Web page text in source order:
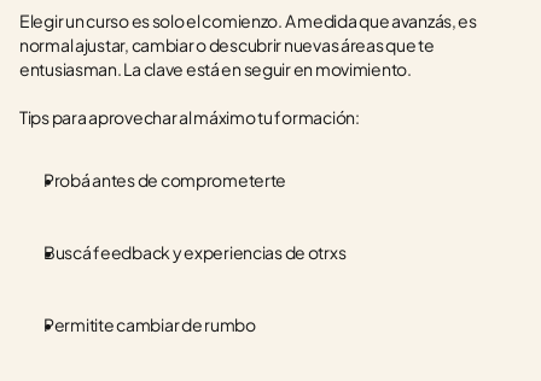
Elegir un curso es solo el comienzo. A medida que avanzás, es
normal ajustar, cambiar o descubrir nuevas áreas que te
entusiasman. La clave está en seguir en movimiento.
Tips para aprovechar al máximo tu formación:
Probá antes de comprometerte
Buscá feedback y experiencias de otrxs
Permitite cambiar de rumbo